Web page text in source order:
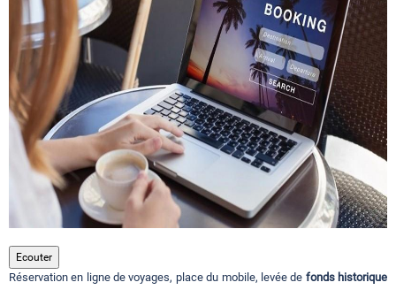
Tourisme
Régions
Hotels
Evenements
Contact
Ecouter
Réservation en ligne de voyages, place du mobile, levée de fonds historique